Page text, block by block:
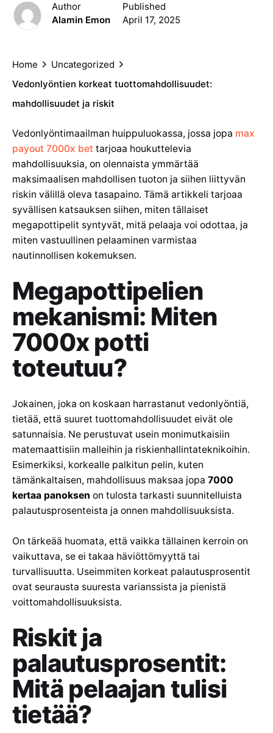
Author
Alamin Emon
Published
April 17, 2025
Home
Uncategorized
Vedonlyöntien korkeat tuottomahdollisuudet:
mahdollisuudet ja riskit
Vedonlyöntimaailman huippuluokassa, jossa jopa max
payout 7000x bet tarjoaa houkuttelevia
mahdollisuuksia, on olennaista ymmärtää
maksimaalisen mahdollisen tuoton ja siihen liittyvän
riskin välillä oleva tasapaino. Tämä artikkeli tarjoaa
syvällisen katsauksen siihen, miten tällaiset
megapottipelit syntyvät, mitä pelaaja voi odottaa, ja
miten vastuullinen pelaaminen varmistaa
nautinnollisen kokemuksen.
Megapottipelien
mekanismi: Miten
7000x potti
toteutuu?
Jokainen, joka on koskaan harrastanut vedonlyöntiä,
tietää, että suuret tuottomahdollisuudet eivät ole
satunnaisia. Ne perustuvat usein monimutkaisiin
matemaattisiin malleihin ja riskienhallintateknikoihin.
Esimerkiksi, korkealle palkitun pelin, kuten
tämänkaltaisen, mahdollisuus maksaa jopa 7000
kertaa panoksen on tulosta tarkasti suunnitelluista
palautusprosenteista ja onnen mahdollisuuksista.
On tärkeää huomata, että vaikka tällainen kerroin on
vaikuttava, se ei takaa häviöttömyyttä tai
turvallisuutta. Useimmiten korkeat palautusprosentit
ovat seurausta suuresta varianssista ja pienistä
voittomahdollisuuksista.
Riskit ja
palautusprosentit:
Mitä pelaajan tulisi
tietää?